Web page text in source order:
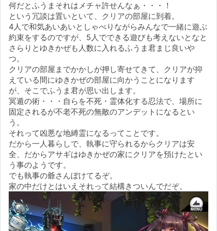
何だとふうまそれはメチャ許せんなぁ・・・！
という冗談は置いといて、クリアの部屋に到着。
4人で和気あいあいとしゃべりながらみんなで一緒に遊ぶ
約束をするのですが、5人でできる遊びも考えないとなと
さらりとゆきかぜも人数に入れるふうま君まじ良いや
つ。
クリアの部屋までかかしが押し寄せてきて、クリアが抑
えている間にゆきかぜの部屋に向かうことになります
が、そこでふうま君が思い出します。
冥遁の術・・・自らを不死・霊体化する忍法で、場所に
固定されるが不老不死の無敵のアンデットになるとい
う。
それって凶悪な地縛霊になるってことです。
だから一人暮らしで、執事に守られるからクリアは安
全、だからアサギはゆきかぜの家にクリアを預けたとい
う事のようです。
でも執事の爺さんぼけてるぞ。
家の中だけとはいえそれって結構きついんでだぞ。